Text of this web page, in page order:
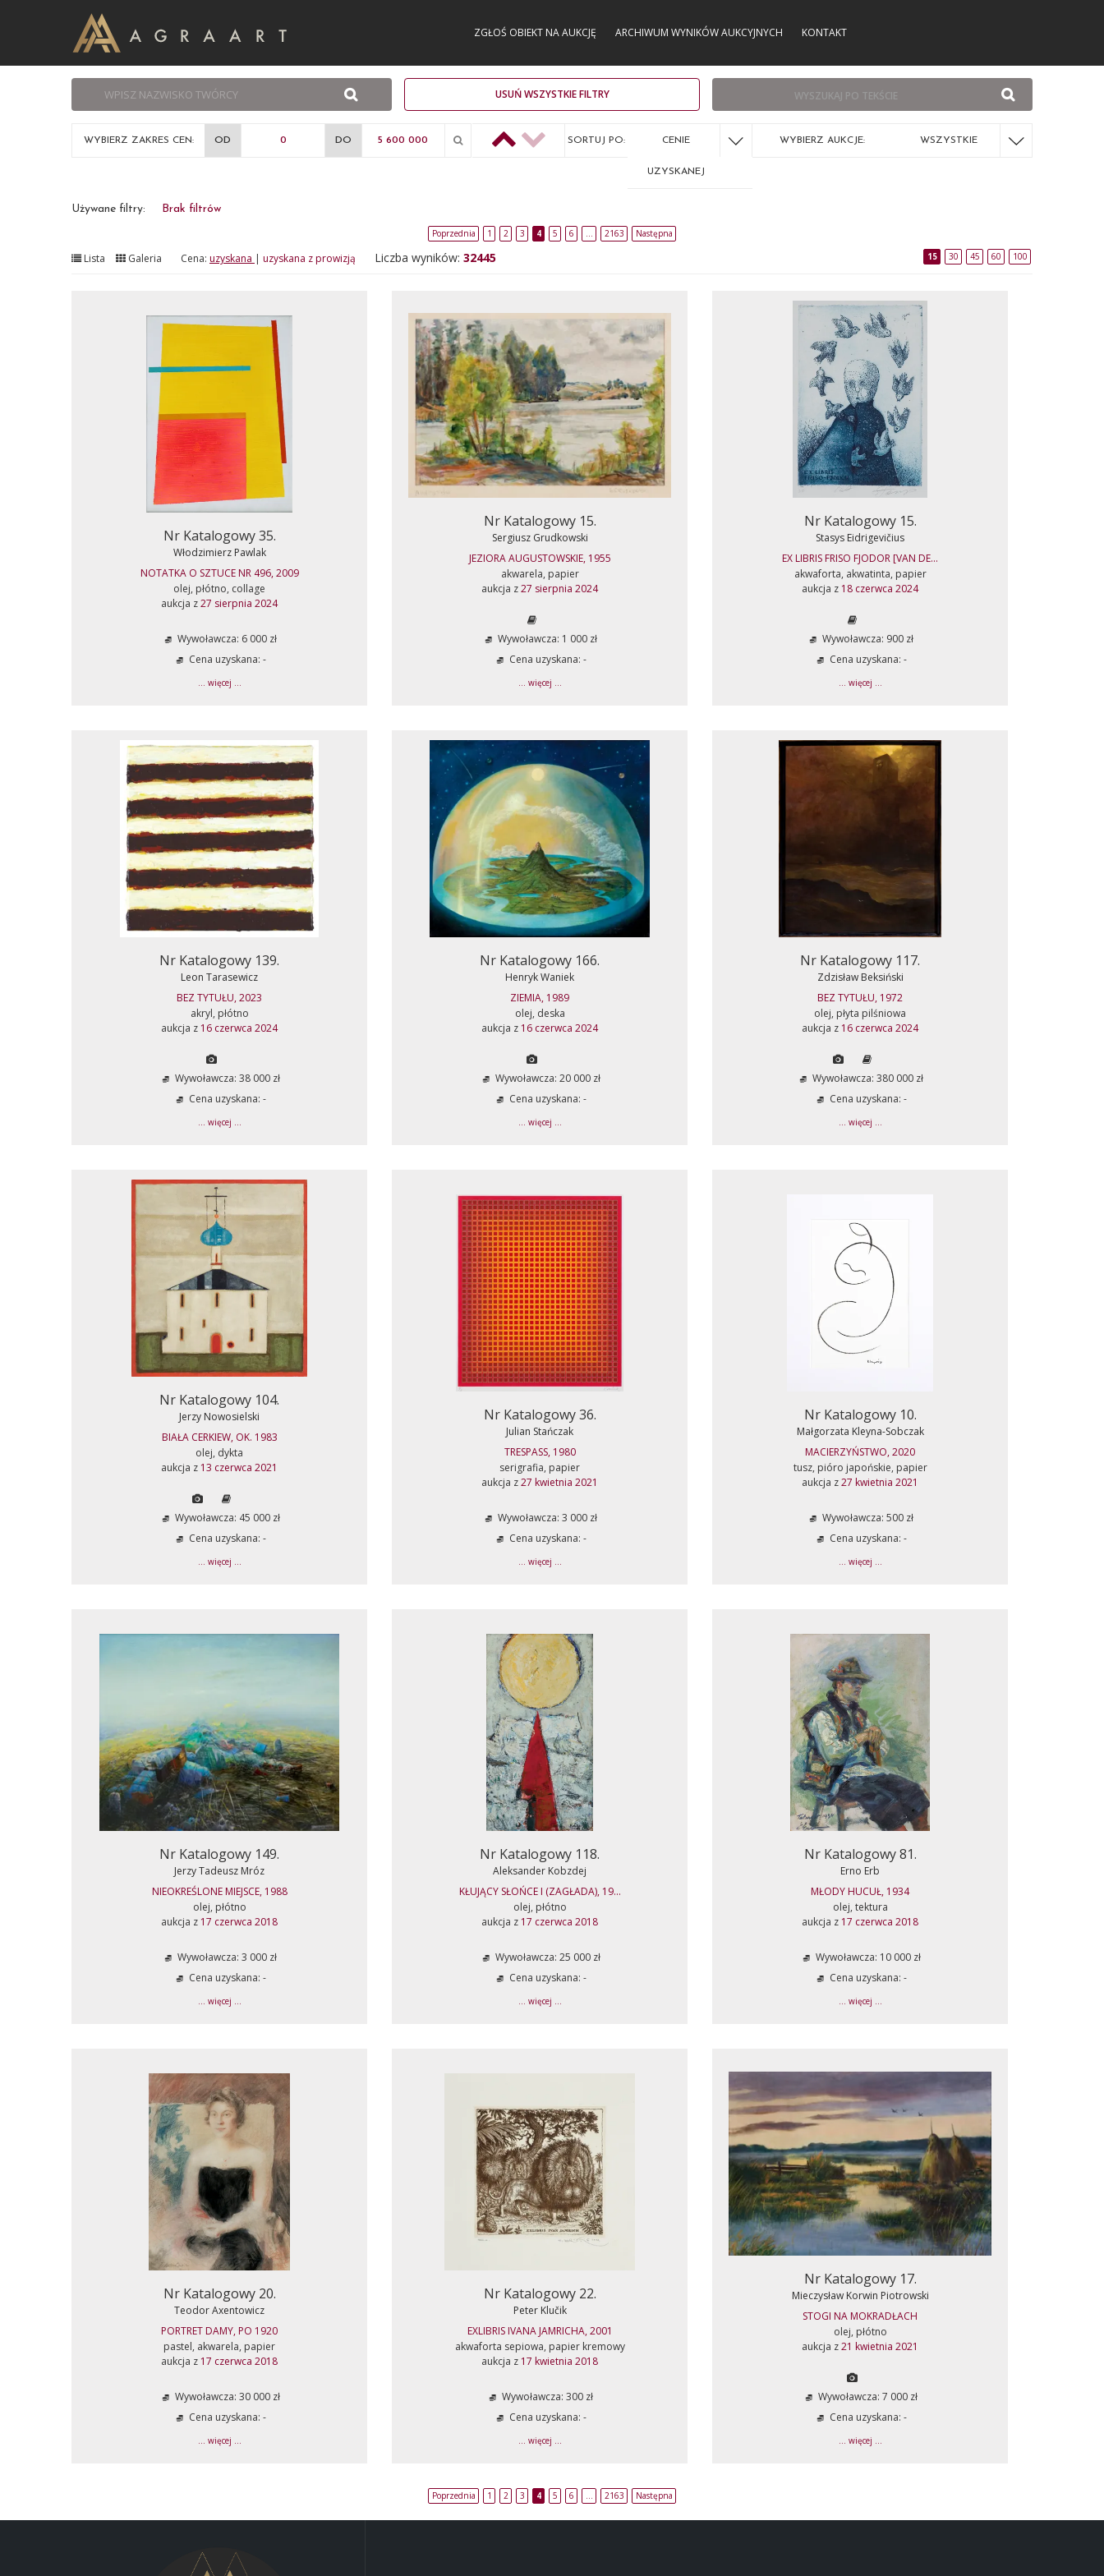
ZGŁOŚ OBIEKT NA AUKCJĘ ARCHIWUM WYNIKÓW AUKCYJNYCH KONTAKT
USUŃ WSZYSTKIE FILTRY
WYBIERZ ZAKRES CEN: OD DO SORTUJ PO: CENIE
UZYSKANEJ
WYBIERZ AUKCJE: WSZYSTKIE
Używane filtry: Brak filtrów
Poprzednia 1 2 3 4 5 6 … 2163 Następna
Lista Galeria Cena: uzyskana | uzyskana z prowizją Liczba wyników: 32445 15 30 45 60 100
Nr Katalogowy 35.
Włodzimierz Pawlak
NOTATKA O SZTUCE NR 496, 2009
olej, płótno, collage
aukcja z27 sierpnia 2024
Wywoławcza: 6 000 zł
Cena uzyskana: -
... więcej ...
Nr Katalogowy 15.
Sergiusz Grudkowski
JEZIORA AUGUSTOWSKIE, 1955
akwarela, papier
aukcja z27 sierpnia 2024
Wywoławcza: 1 000 zł
Cena uzyskana: -
... więcej ...
Nr Katalogowy 15.
Stasys Eidrigevičius
EX LIBRIS FRISO FJODOR [VAN DE...
akwaforta, akwatinta, papier
aukcja z 18 czerwca 2024
Wywoławcza: 900 zł
Cena uzyskana: -
... więcej ...
Nr Katalogowy 139.
Leon Tarasewicz
BEZ TYTUŁU, 2023
akryl, płótno
aukcja z 16 czerwca 2024
Wywoławcza: 38 000 zł
Cena uzyskana: -
... więcej ...
Nr Katalogowy 166.
Henryk Waniek
ZIEMIA, 1989
olej, deska
aukcja z 16 czerwca 2024
Wywoławcza: 20 000 zł
Cena uzyskana: -
... więcej ...
Nr Katalogowy 117.
Zdzisław Beksiński
BEZ TYTUŁU, 1972
olej, płyta pilśniowa
aukcja z 16 czerwca 2024
Wywoławcza: 380 000 zł
Cena uzyskana: -
... więcej ...
Nr Katalogowy 104.
Jerzy Nowosielski
BIAŁA CERKIEW, OK. 1983
olej, dykta
aukcja z 13 czerwca 2021
Wywoławcza: 45 000 zł
Cena uzyskana: -
... więcej ...
Nr Katalogowy 36.
Julian Stańczak
TRESPASS, 1980
serigrafia, papier
aukcja z27 kwietnia 2021
Wywoławcza: 3 000 zł
Cena uzyskana: -
... więcej ...
Nr Katalogowy 10.
Małgorzata Kleyna-Sobczak
MACIERZYŃSTWO, 2020
tusz, pióro japońskie, papier
aukcja z27 kwietnia 2021
Wywoławcza: 500 zł
Cena uzyskana: -
... więcej ...
Nr Katalogowy 149.
Jerzy Tadeusz Mróz
NIEOKREŚLONE MIEJSCE, 1988
olej, płótno
aukcja z 17 czerwca 2018
Wywoławcza: 3 000 zł
Cena uzyskana: -
... więcej ...
Nr Katalogowy 118.
Aleksander Kobzdej
KŁUJĄCY SŁOŃCE I (ZAGŁADA), 19...
olej, płótno
aukcja z 17 czerwca 2018
Wywoławcza: 25 000 zł
Cena uzyskana: -
... więcej ...
Nr Katalogowy 81.
Erno Erb
MŁODY HUCUŁ, 1934
olej, tektura
aukcja z 17 czerwca 2018
Wywoławcza: 10 000 zł
Cena uzyskana: -
... więcej ...
Nr Katalogowy 20.
Teodor Axentowicz
PORTRET DAMY, PO 1920
pastel, akwarela, papier
aukcja z 17 czerwca 2018
Wywoławcza: 30 000 zł
Cena uzyskana: -
... więcej ...
Nr Katalogowy 22.
Peter Klučik
EXLIBRIS IVANA JAMRICHA, 2001
akwaforta sepiowa, papier kremowy
aukcja z 17 kwietnia 2018
Wywoławcza: 300 zł
Cena uzyskana: -
... więcej ...
Nr Katalogowy 17.
Mieczysław Korwin Piotrowski
STOGI NA MOKRADŁACH
olej, płótno
aukcja z21 kwietnia 2021
Wywoławcza: 7 000 zł
Cena uzyskana: -
... więcej ...
Poprzednia 1 2 3 4 5 6 … 2163 Następna